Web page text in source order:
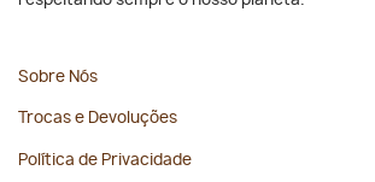
Sobre Nós
Trocas e Devoluções
Política de Privacidade